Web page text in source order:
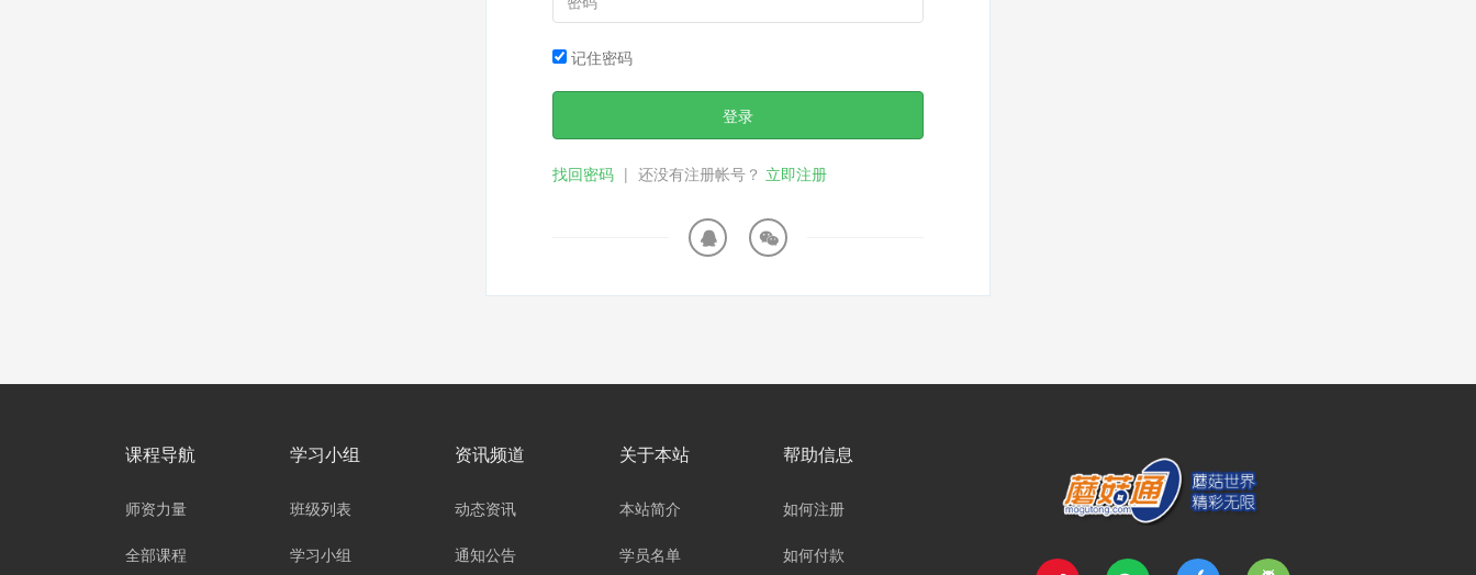
记住密码
登录
找回密码 | 还没有注册帐号？ 立即注册
课程导航
师资力量
全部课程
学习小组
班级列表
学习小组
资讯频道
动态资讯
通知公告
关于本站
本站简介
学员名单
帮助信息
如何注册
如何付款